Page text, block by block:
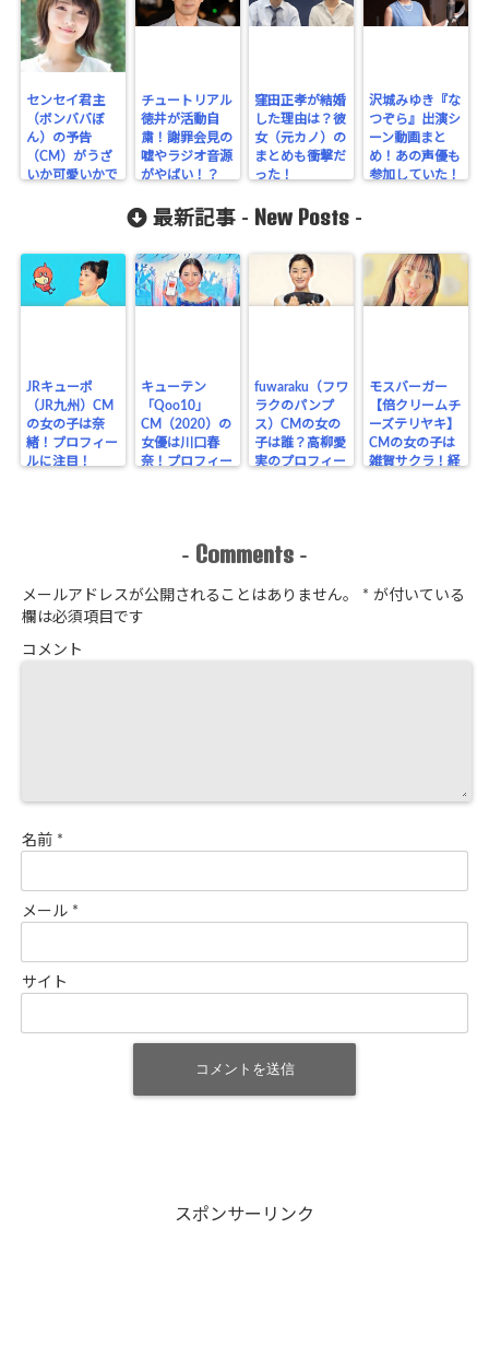
センセイ君主
（ボンババぼ
ん）の予告
（CM）がうざ
いか可愛いかで
チュートリアル
徳井が活動自
粛！謝罪会見の
嘘やラジオ音源
がやばい！？
窪田正孝が結婚
した理由は？彼
女（元カノ）の
まとめも衝撃だ
った！
沢城みゆき『な
つぞら』出演シ
ーン動画まと
め！あの声優も
参加していた！
最新記事 - New Posts -
JRキューポ
（JR九州）CM
の女の子は奈
緒！プロフィー
ルに注目！
キューテン
「Qoo10」
CM（2020）の
女優は川口春
奈！プロフィー
fuwaraku（フワ
ラクのパンプ
ス）CMの女の
子は誰？高柳愛
実のプロフィー
モスバーガー
【倍クリームチ
ーズテリヤキ】
CMの女の子は
雑賀サクラ！経
- Comments -
メールアドレスが公開されることはありません。 * が付いている
欄は必須項目です
コメント
名前 *
メール *
サイト
スポンサーリンク